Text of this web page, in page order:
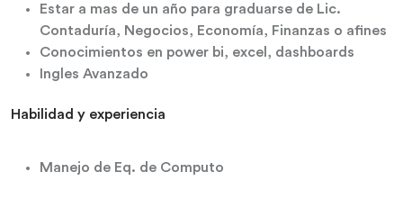
Estar a mas de un año para graduarse de Lic.
Contaduría, Negocios, Economía, Finanzas o afines
Conocimientos en power bi, excel, dashboards
Ingles Avanzado
Habilidad y experiencia
Manejo de Eq. de Computo